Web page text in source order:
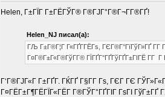
Helen, Г±ГЇГ Г±ГЁГЎГ® Г®ГЈГ°Г®Г¬Г­Г®ГҐ!
Helen_NJ писал(а):
ГЉ Г±Г®Г¦Г Г«ГҐГ­ГЁГѕ, ГЄГ®Г°ГїГўГ»ГҐ Г­Г
Г¤Г®Г±Г«Г®ГўГ­Г® ГЇГҐГ°ГҐГўГҐГ±ГІГЁ Г­Г
Г‘Г®ГЈГ«Г Г±ГҐГ­. ГЌГҐ Г§Г­Г Гѕ, ГЄГ ГЄ
Г¤ГЁГ±Г¶ГЁГЇГ«ГЁГ­ Г®ГЎГ°ГҐГІГ ГѕГІ